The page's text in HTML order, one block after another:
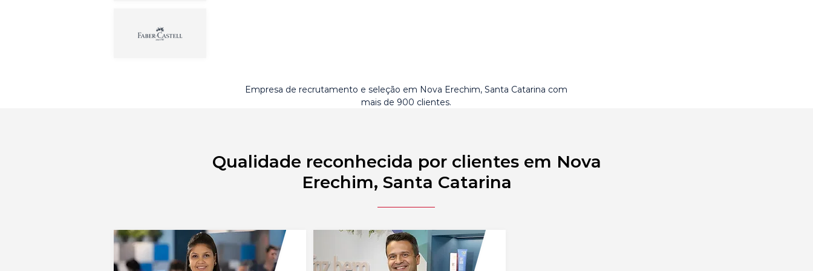
Empresa de recrutamento e seleção em Nova Erechim, Santa Catarina com
mais de 900 clientes.
Qualidade reconhecida por clientes em Nova
Erechim, Santa Catarina